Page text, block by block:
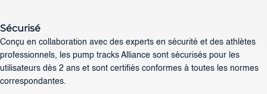
Sécurisé
Conçu en collaboration avec des experts en sécurité et des athlètes
professionnels, les pump tracks Alliance sont sécurisés pour les
utilisateurs dès 2 ans et sont certifiés conformes à toutes les normes
correspondantes.